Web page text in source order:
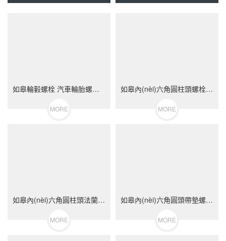
如皋輪轂螺栓 汽車輪胎螺絲 不銹鋼（304/316）碳鋼 合金鋼
MORE
如皋內(nèi)六角圓柱頭螺栓 DIN912 不銹鋼（304/316）碳鋼 合金鋼
MORE
如皋內(nèi)六角圓柱頭法蘭面螺栓 不銹鋼（304/316）碳鋼 合金鋼
MORE
如皋內(nèi)六角圓頭帶墊螺栓 不銹鋼（304/316）碳鋼 合金鋼
MORE